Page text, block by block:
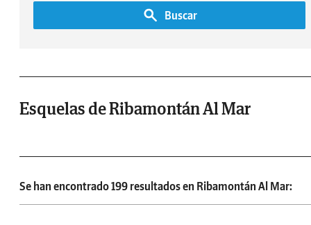
Buscar
Esquelas de Ribamontán Al Mar
Se han encontrado 199 resultados en Ribamontán Al Mar: